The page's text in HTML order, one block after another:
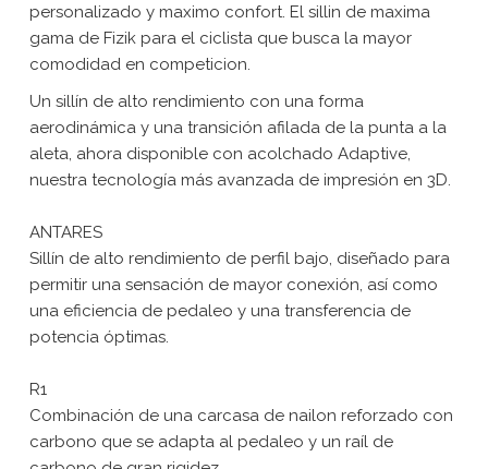
personalizado y maximo confort. El sillin de maxima
gama de Fizik para el ciclista que busca la mayor
comodidad en competicion.
Un sillín de alto rendimiento con una forma
aerodinámica y una transición afilada de la punta a la
aleta, ahora disponible con acolchado Adaptive,
nuestra tecnología más avanzada de impresión en 3D.
ANTARES
Sillín de alto rendimiento de perfil bajo, diseñado para
permitir una sensación de mayor conexión, así como
una eficiencia de pedaleo y una transferencia de
potencia óptimas.
R1
Combinación de una carcasa de nailon reforzado con
carbono que se adapta al pedaleo y un raíl de